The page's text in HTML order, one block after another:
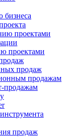
бизнеса
проектами
проектами
продаж
продажам
продажам
продаж